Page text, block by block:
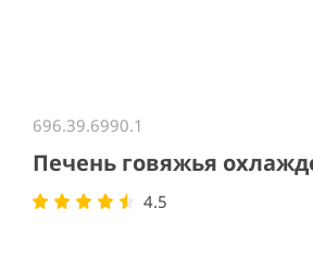
696.39.6990.1
Печень говяжья
4.5